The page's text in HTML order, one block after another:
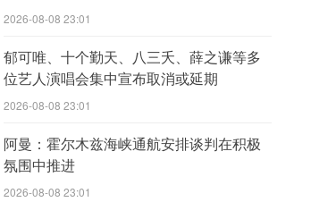
2026-08-08 23:01
郁可唯、十个勤天、八三夭、薛之谦等多
位艺人演唱会集中宣布取消或延期
2026-08-08 23:01
阿曼：霍尔木兹海峡通航安排谈判在积极
氛围中推进
2026-08-08 23:01